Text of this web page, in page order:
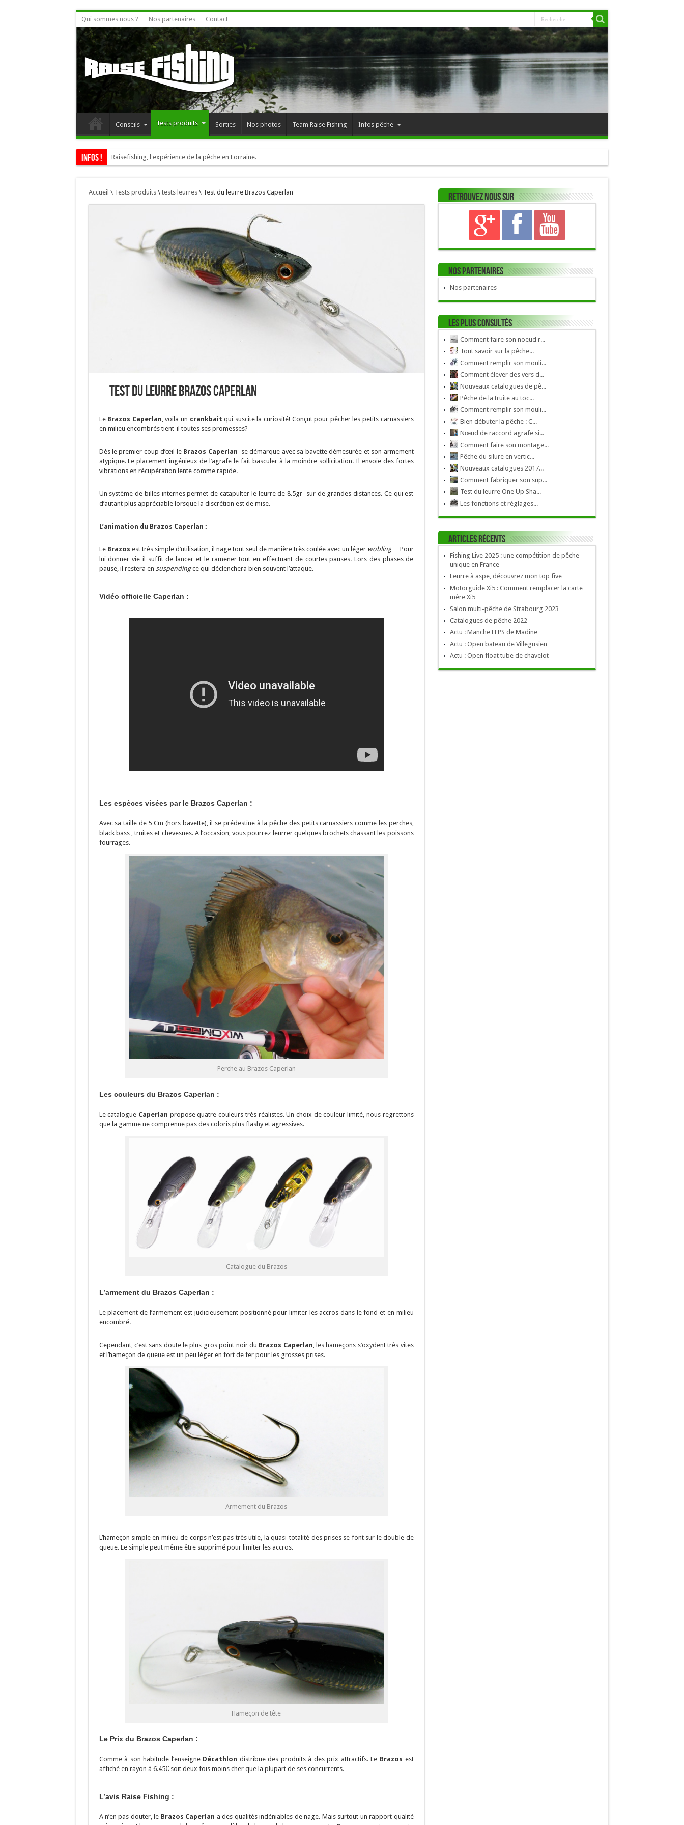
Qui sommes nous ? Nos partenaires Contact
Conseils Tests produits Sorties Nos photos Team Raise Fishing Infos pêche
Infos ! Raisefishing, l'expérience de la pêche en Lorraine.
Accueil \ Tests produits\ tests leurres\ Test du leurre Brazos Caperlan
Test du leurre Brazos Caperlan
Le Brazos Caperlan, voila un crankbait qui suscite la curiosité! Conçut pour pêcher les petits carnassiers
en milieu encombrés tient-il toutes ses promesses?
Dès le premier coup d’œil leBrazos Caperlan se démarque avec sa bavette démesurée et son armement
atypique. Le placement ingénieux de l’agrafe le fait basculer à la moindre sollicitation. Il envoie des fortes
vibrations en récupération lente comme rapide.
Un système de billes internes permet de catapulter le leurre de 8.5gr sur de grandes distances. Ce qui est
d’autant plus appréciable lorsque la discrétion est de mise.
L’animation du Brazos Caperlan :
LeBrazos est très simple d’utilisation, il nage tout seul de manière très coulée avec un léger wobling… Pour
lui donner vie il suffit de lancer et le ramener tout en effectuant de courtes pauses. Lors des phases de
pause, il restera en suspendingce qui déclenchera bien souvent l’attaque.
Vidéo officielle Caperlan :
Les espèces visées par le Brazos Caperlan :
Avec sa taille de 5 Cm (hors bavette), il se prédestine à la pêche des petits carnassiers comme les perches,
black bass , truites et chevesnes. A l’occasion, vous pourrez leurrer quelques brochets chassant les poissons
fourrages.
Perche au Brazos Caperlan
Les couleurs du Brazos Caperlan :
Le catalogue Caperlan propose quatre couleurs très réalistes. Un choix de couleur limité, nous regrettons
que la gamme ne comprenne pas des coloris plus flashy et agressives.
Catalogue du Brazos
L’armement du Brazos Caperlan :
Le placement de l’armement est judicieusement positionné pour limiter les accros dans le fond et en milieu
encombré.
Cependant, c’est sans doute le plus gros point noir du Brazos Caperlan, les hameçons s’oxydent très vites
et l’hameçon de queue est un peu léger en fort de fer pour les grosses prises.
Armement du Brazos
L’hameçon simple en milieu de corps n’est pas très utile, la quasi-totalité des prises se font sur le double de
queue. Le simple peut même être supprimé pour limiter les accros.
Hameçon de tête
Le Prix du Brazos Caperlan :
Comme à son habitude l’enseigneDécathlon distribue des produits à des prix attractifs. Le Brazos est
affiché en rayon à 6.45€ soit deux fois moins cher que la plupart de ses concurrents.
L’avis Raise Fishing :
A n’en pas douter, le Brazos Caperlan a des qualités indéniables de nage. Mais surtout un rapport qualité
Retrouvez nous sur
Nos Partenaires
Nos partenaires
Les plus consultés
Comment faire son noeud r...
Tout savoir sur la pêche...
Comment remplir son mouli...
Comment élever des vers d...
Nouveaux catalogues de pê...
Pêche de la truite au toc...
Comment remplir son mouli...
Bien débuter la pêche : C...
Nœud de raccord agrafe si...
Comment faire son montage...
Pêche du silure en vertic...
Nouveaux catalogues 2017...
Comment fabriquer son sup...
Test du leurre One Up Sha...
Les fonctions et réglages...
Articles récents
Fishing Live 2025 : une compétition de pêche
unique en France
Leurre à aspe, découvrez mon top five
Motorguide Xi5 : Comment remplacer la carte
mère Xi5
Salon multi-pêche de Strabourg 2023
Catalogues de pêche 2022
Actu : Manche FFPS de Madine
Actu : Open bateau de Villegusien
Actu : Open float tube de chavelot